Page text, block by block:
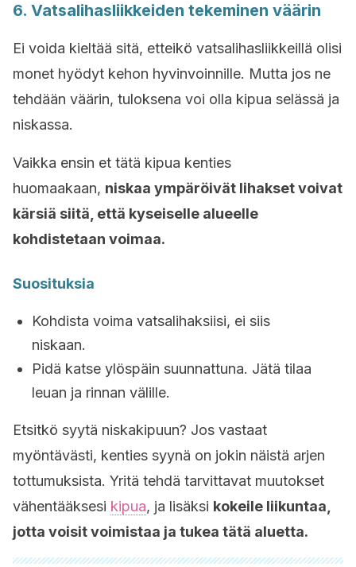
6. Vatsalihasliikkeiden tekeminen väärin
Ei voida kieltää sitä, etteikö vatsalihasliikkeillä olisi
monet hyödyt kehon hyvinvoinnille. Mutta jos ne
tehdään väärin, tuloksena voi olla kipua selässä ja
niskassa.
Vaikka ensin et tätä kipua kenties
huomaakaan, niskaa ympäröivät lihakset voivat
kärsiä siitä, että kyseiselle alueelle
kohdistetaan voimaa.
Suosituksia
Kohdista voima vatsalihaksiisi, ei siis
niskaan.
Pidä katse ylöspäin suunnattuna. Jätä tilaa
leuan ja rinnan välille.
Etsitkö syytä niskakipuun? Jos vastaat
myöntävästi, kenties syynä on jokin näistä arjen
tottumuksista. Yritä tehdä tarvittavat muutokset
vähentääksesi kipua, ja lisäksi kokeile liikuntaa,
jotta voisit voimistaa ja tukea tätä aluetta.